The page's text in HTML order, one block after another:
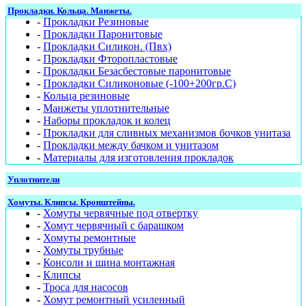
Прокладки. Кольца. Манжеты.
-Прокладки Резиновые
- Прокладки Паронитовые
- Прокладки Силикон. (Пвх)
- Прокладки Фторопластовые
- Прокладки Безасбестовые паронитовые
- Прокладки Силиконовые (-100+200гр.С)
- Кольца резиновые
- Манжеты уплотнительные
- Наборы прокладок и колец
- Прокладки для сливных механизмов бочков унитаза
- Прокладки между бачком и унитазом
- Материалы для изготовления прокладок
Уплотнители
Хомуты. Клипсы. Кронштейны.
-Хомуты червячные под отвертку
- Хомут червячный с барашком
- Хомуты ремонтные
- Хомуты трубные
- Консоли и шина монтажная
- Клипсы
- Троса для насосов
- Хомут ремонтный усиленный